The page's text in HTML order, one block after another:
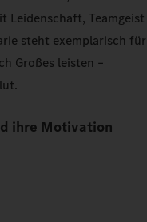
Leidenschaft, Teamgeist
steht exemplarisch für
Großes leisten –
ihre Motivation